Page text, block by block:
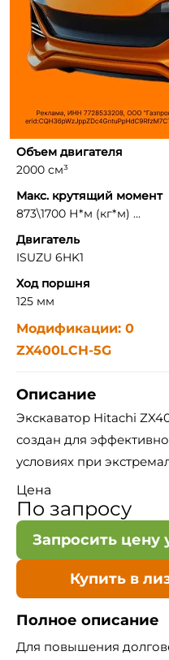
Тип двигателя
4-х тактный, дизельн ...
Объем двигателя
2000 см³
Макс. крутящий момент
873\1700 Н*м (кг*м) ...
Двигатель
ISUZU 6HK1
Ход поршня
125 мм
Модификации: 0
ZX400LCH-5G
Описание
Экскаватор Hitachi
создан для
условиях при
Цена
По запросу
Запросить цену
Купить в
Полное описание
Для повышения